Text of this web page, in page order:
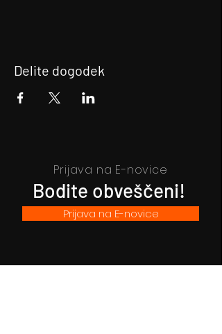
Delite dogodek
Prijava na E-novice
Bodite obveščeni!
Prijava na E-novice